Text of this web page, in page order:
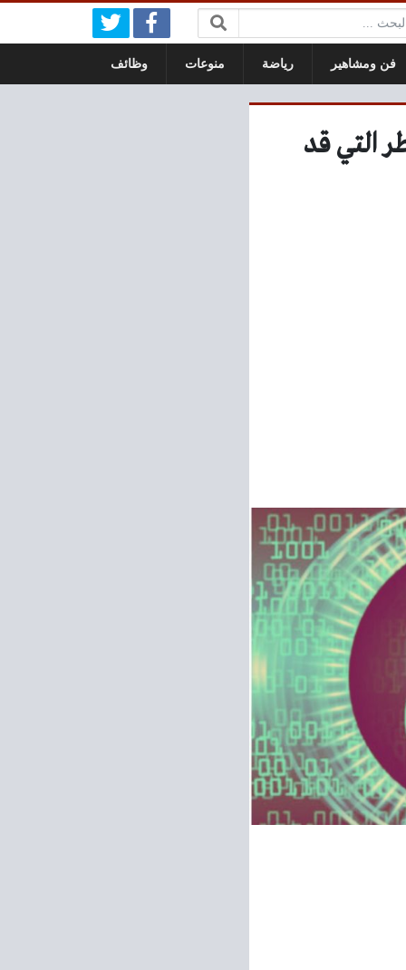
فن ومشاهير رياضة منوعات وظائف
التي قد